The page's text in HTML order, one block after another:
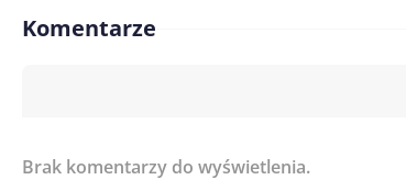
Komentarze
Imię/ Nick*
Brak komentarzy do wyświetlenia.